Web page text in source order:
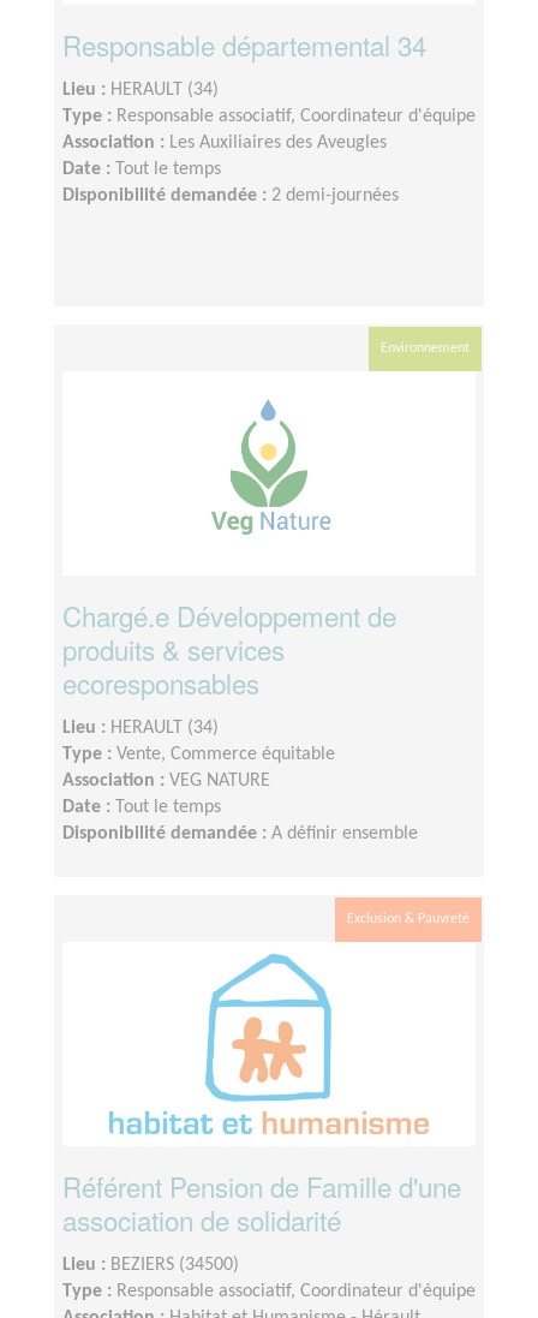
Responsable départemental 34
Lieu : HERAULT (34)
Type : Responsable associatif, Coordinateur d'équipe
Association : Les Auxiliaires des Aveugles
Date :
Tout le temps
Disponibilité demandée : 2 demi-journées
Environnement
Chargé.e Développement de
produits & services
ecoresponsables
Lieu : HERAULT (34)
Type : Vente, Commerce équitable
Association : VEG NATURE
Date :
Tout le temps
Disponibilité demandée : A définir ensemble
Exclusion & Pauvreté
Référent Pension de Famille d'une
association de solidarité
Lieu : BEZIERS (34500)
Type : Responsable associatif, Coordinateur d'équipe